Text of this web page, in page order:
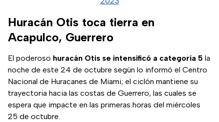
Huracán Otis toca tierra en
Acapulco, Guerrero
El poderoso huracán Otis se intensificó a categoría 5 la
noche de este 24 de octubre según lo informó el Centro
Nacional de Huracanes de Miami; el ciclón mantiene su
trayectoria hacia las costas de Guerrero, las cuales se
espera que impacte en las primeras horas del miércoles
25 de octubre.